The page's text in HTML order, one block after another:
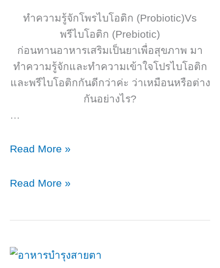
ทำความรู้จักโพรไบโอติก (Probiotic)​Vs
พรีไบโอติก (Prebiotic)​
ก่อนทานอาหารเสริมเป็นยาเพื่อสุขภาพ มา
ทำความรู้จักและทำความเข้าใจโปรไบโอติก
และพรีไบโอติกกันดีกว่าค่ะ ว่าเหมือนหรือต่าง
กันอย่างไร?
ทำความ
จัก
(Probiotic)​
Vs
Read More »
ทำความ
โอ
Read More »